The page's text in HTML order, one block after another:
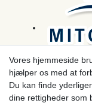
Betaling
Vores hjemmeside
hjælper os med at
Du kan finde
dine rettigheder som